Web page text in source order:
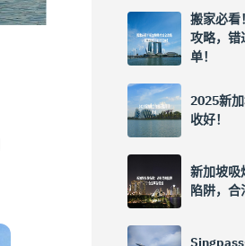
搬家必看
攻略，错
单！
2025新
收好！
新加坡吸
陷阱，合